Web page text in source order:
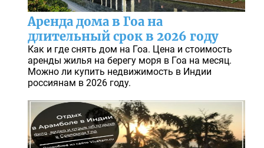
Аренда дома в Гоа на
длительный срок в 2026 году
Как и где снять дом на Гоа. Цена и стоимость
аренды жилья на берегу моря в Гоа на месяц.
Можно ли купить недвижимость в Индии
россиянам в 2026 году.